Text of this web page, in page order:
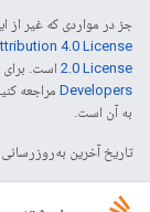
جز در مواردی که غیر
4.0 License
2.0 License است. برای
Developers‏
به آن است.
تاریخ آخرین به‌روزرسانی 2026-08-05 به‌وقت ساعت هماهنگ جهانی.